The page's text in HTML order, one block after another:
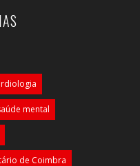
mental
de Coimbra